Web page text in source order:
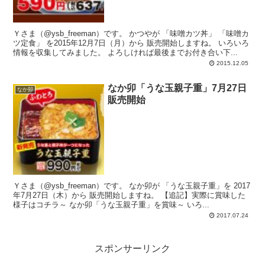
Ｙさま（@ysb_freeman）です。 かつやが 「味噌カツ丼」 「味噌カ
ツ定食」 を2015年12月7日（月）から 販売開始しますね。 いろいろ
情報を収集してみました。 よろしければ最後までお付き合い下...
2015.12.05
なか卯
なか卯「うな玉親子重」7月27日
販売開始
Ｙさま（@ysb_freeman）です。 なか卯が 「うな玉親子重」を 2017
年7月27日（木）から 販売開始しますね。 【追記】実際に賞味した
様子はコチラ～ なか卯「うな玉親子重」を賞味～ いろ...
2017.07.24
スポンサーリンク